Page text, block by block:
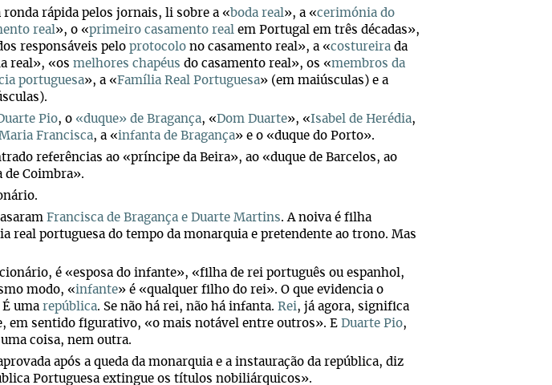
ronda rápida pelos jornais, li sobre a «boda real», a «cerimónia do
real», o «primeiro casamento real em Portugal em três décadas»,
responsáveis pelo protocolo no casamento real», a «costureira da
real», «os melhores chapéus do casamento real», os «membros da
portuguesa», a «Família Real Portuguesa» (em maiúsculas) e a
Pio, o «duque» de Bragança, «Dom Duarte», «Isabel de Herédia,
Francisca, a «infanta de Bragança» e o «duque do Porto».
referências ao «príncipe da Beira», ao «duque de Barcelos, ao
de Coimbra».
Francisca de Bragança e Duarte Martins. A noiva é filha
real portuguesa do tempo da monarquia e pretendente ao trono. Mas
é «esposa do infante», «filha de rei português ou espanhol,
modo, «infante» é «qualquer filho do rei». O que evidencia o
uma república. Se não há rei, não há infanta. Rei, já agora, significa
em sentido figurativo, «o mais notável entre outros». E Duarte Pio,
coisa, nem outra.
após a queda da monarquia e a instauração da república, diz
Portuguesa extingue os títulos nobiliárquicos».